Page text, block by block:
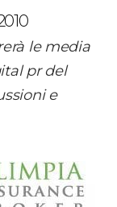
le media
pr del
e